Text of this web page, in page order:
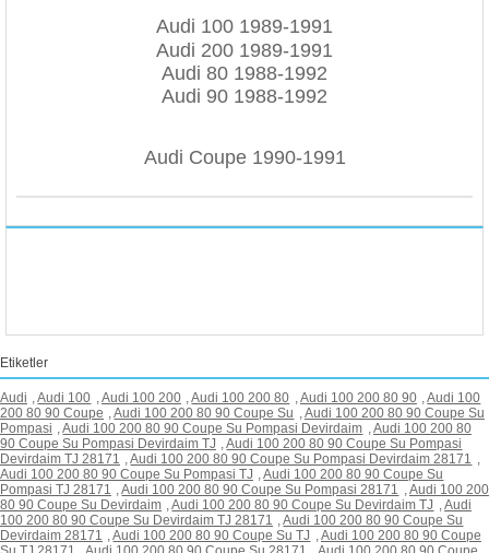
Audi 100 1989-1991
Audi 200 1989-1991
Audi 80 1988-1992
Audi 90 1988-1992
Audi Coupe 1990-1991
Etiketler
Audi ,Audi 100 ,Audi 100 200 ,Audi 100 200 80 ,Audi 100 200 80 90 ,Audi 100
200 80 90 Coupe ,Audi 100 200 80 90 Coupe Su ,Audi 100 200 80 90 Coupe Su
Pompasi ,Audi 100 200 80 90 Coupe Su Pompasi Devirdaim ,Audi 100 200 80
90 Coupe Su Pompasi Devirdaim TJ ,Audi 100 200 80 90 Coupe Su Pompasi
Devirdaim TJ 28171 ,Audi 100 200 80 90 Coupe Su Pompasi Devirdaim 28171 ,
Audi 100 200 80 90 Coupe Su Pompasi TJ ,Audi 100 200 80 90 Coupe Su
Pompasi TJ 28171 ,Audi 100 200 80 90 Coupe Su Pompasi 28171 ,Audi 100 200
80 90 Coupe Su Devirdaim ,Audi 100 200 80 90 Coupe Su Devirdaim TJ ,Audi
100 200 80 90 Coupe Su Devirdaim TJ 28171 ,Audi 100 200 80 90 Coupe Su
Devirdaim 28171 ,Audi 100 200 80 90 Coupe Su TJ ,Audi 100 200 80 90 Coupe